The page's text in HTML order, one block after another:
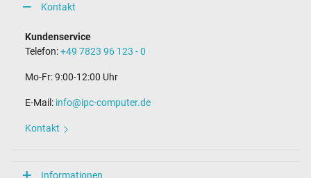
Kontakt
Kundenservice
Telefon:+49 7823 96 123 - 0
Mo-Fr: 9:00-12:00 Uhr
E-Mail: info@ipc-computer.de
Kontakt
Informationen